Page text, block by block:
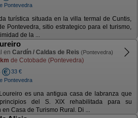
Pontevedra
turística situada en la villa termal de Cuntis,
Pontevedra, sitio estrategico para el turismo,
de la ...
en Cardín / Caldas de Reis (Pontevedra)
de Cotobade (Pontevedra)
33 €
Pontevedra
es una antigua casa de labranza que
del S. XIX rehabilitada para su
en Casa de Turismo Rural. Di ...